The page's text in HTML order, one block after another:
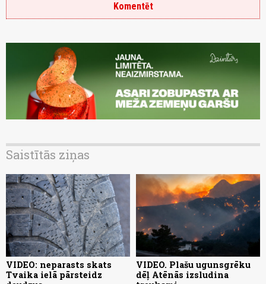
Komentēt
Saistītās ziņas
VIDEO: neparasts skats
Tvaika ielā pārsteidz
VIDEO. Plašu ugunsgrēku
dēļ Atēnās izsludina